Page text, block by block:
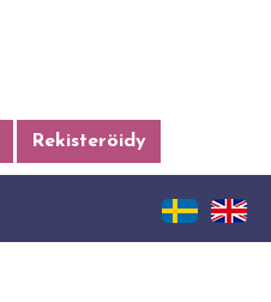
Rekisteröidy